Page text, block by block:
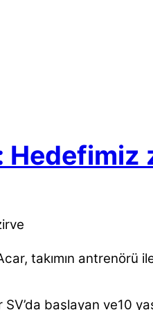
Hedefimiz
takımın antrenörü
başlayan ve10